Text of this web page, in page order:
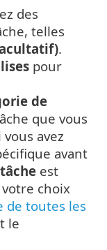
des
telles
.
pour
de
que vous
avez
avant
tâche est
choix
de toutes les
le